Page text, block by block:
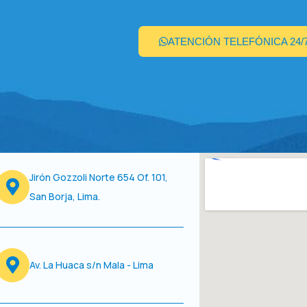
ATENCIÓN TELEFÓNICA 24/
Jirón Gozzoli Norte 654 Of. 101,
San Borja, Lima.
Av. La Huaca s/n Mala - Lima